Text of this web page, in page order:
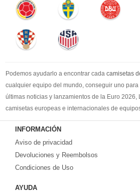
Podemos ayudarlo a encontrar cada camisetas
cualquier equipo del mundo, conseguir uno
últimas noticias y lanzamientos de la Euro 2026,
camisetas europeas e internacionales de
Comprecamisetas de futbol baratasen la
Europa. ¡Grandes ofertas en todas las camisetas
europeos e internacionales, todo a los precios
Compre nuestra gran selección de
equipaciones, camisetas y un portero a partir de
INFORMACIÓN
Aviso de privacidad
Devoluciones y Reembolsos
Condiciones de Uso
AYUDA